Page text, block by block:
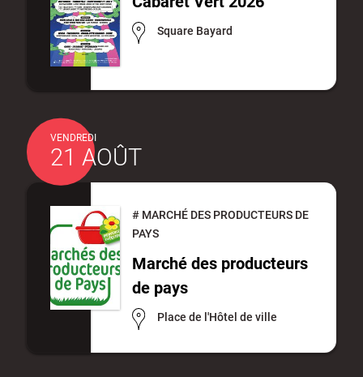
Square Bayard
VENDREDI
21 AOÛT
# MARCHÉ DES PRODUCTEURS DE
PAYS
Marché des producteurs
de pays
Place de l'Hôtel de ville